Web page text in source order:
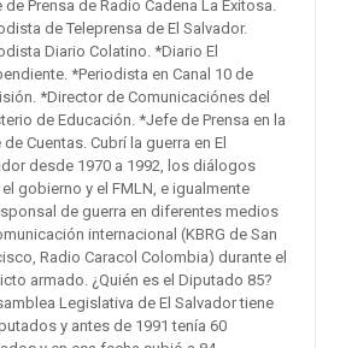
de Prensa de Radio Cadena La Exitosa.
de Teleprensa de El Salvador.
Diario Colatino. *Diario El
*Periodista en Canal 10 de
*Director de Comunicaciónes del
de Educación. *Jefe de Prensa en la
de Cuentas. Cubrí la guerra en El
desde 1970 a 1992, los diálogos
el gobierno y el FMLN, e igualmente
de guerra en diferentes medios
internacional (KBRG de San
Radio Caracol Colombia) durante el
armado. ¿Quién es el Diputado 85?
Legislativa de El Salvador tiene
y antes de 1991 tenía 60